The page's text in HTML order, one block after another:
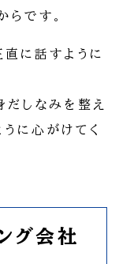
です。
に話すように
しなみを整え
に心がけてく
グ会社